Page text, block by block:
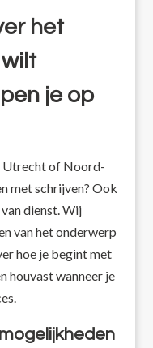
het
je op
Utrecht of Noord-
met schrijven? Ook
dienst. Wij
van het onderwerp
hoe je begint met
houvast wanneer je